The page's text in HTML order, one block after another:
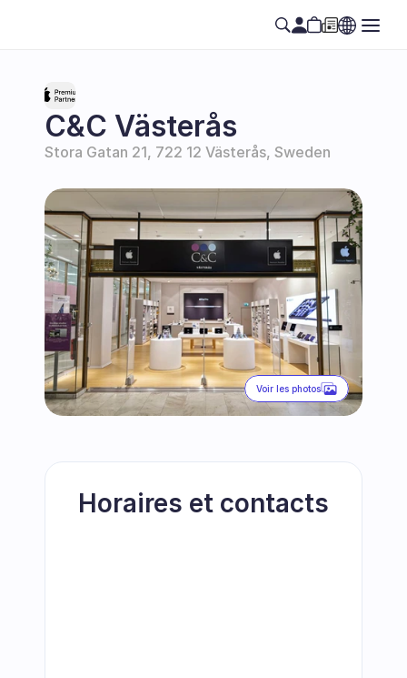
C&C Västerås
Stora Gatan 21, 722 12 Västerås, Sweden
Voir les photos
Horaires et contacts